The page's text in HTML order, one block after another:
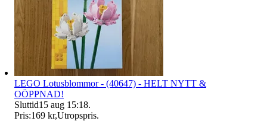
LEGO Lotusblommor - (40647) - HELT NYTT &
OÖPPNAD!
Sluttid15 aug 15:18.
Pris:169 kr,Utropspris.